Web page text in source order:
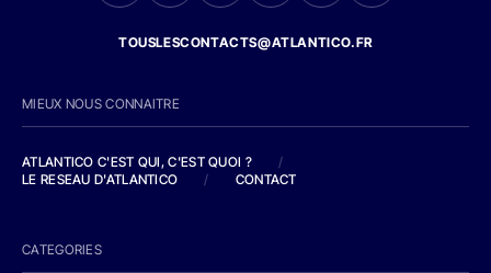
TOUSLESCONTACTS@ATLANTICO.FR
MIEUX NOUS CONNAITRE
ATLANTICO C'EST QUI, C'EST QUOI ?
/
LE RESEAU D'ATLANTICO
/ CONTACT
CATEGORIES